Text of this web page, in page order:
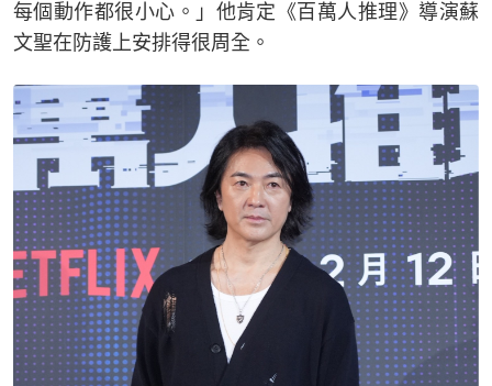
每個動作都很小心。」他肯定《百萬人推理》導演蘇
文聖在防護上安排得很周全。